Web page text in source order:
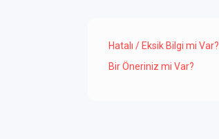
Hatalı / Eksik Bilgi mi Var?
Bir Öneriniz mi Var?